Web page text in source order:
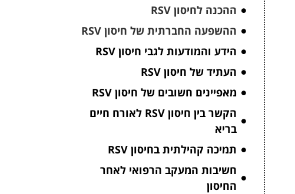
ההכנה לחיסון RSV
ההשפעה החברתית של חיסון RSV
הידע והמודעות לגבי חיסון RSV
העתיד של חיסון RSV
מאפיינים חשובים של חיסון RSV
הקשר בין חיסון RSV לאורח חיים
בריא
תמיכה קהילתית בחיסון RSV
חשיבות המעקב הרפואי לאחר
החיסון